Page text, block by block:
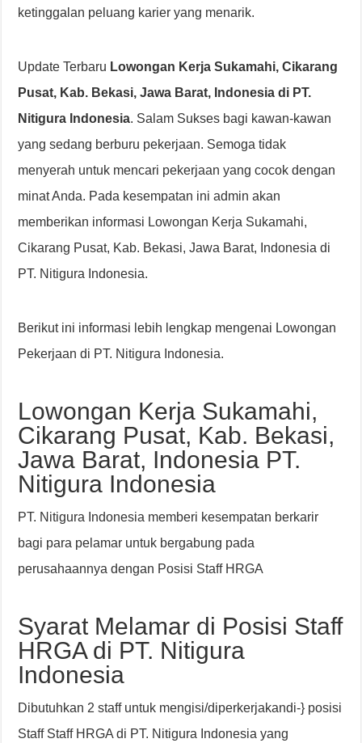
ketinggalan peluang karier yang menarik.
Update Terbaru Lowongan Kerja Sukamahi, Cikarang
Pusat, Kab. Bekasi, Jawa Barat, Indonesia di PT.
Nitigura Indonesia. Salam Sukses bagi kawan-kawan
yang sedang berburu pekerjaan. Semoga tidak
menyerah untuk mencari pekerjaan yang cocok dengan
minat Anda. Pada kesempatan ini admin akan
memberikan informasi Lowongan Kerja Sukamahi,
Cikarang Pusat, Kab. Bekasi, Jawa Barat, Indonesia di
PT. Nitigura Indonesia.
Berikut ini informasi lebih lengkap mengenai Lowongan
Pekerjaan di PT. Nitigura Indonesia.
Lowongan Kerja Sukamahi,
Cikarang Pusat, Kab. Bekasi,
Jawa Barat, Indonesia PT.
Nitigura Indonesia
PT. Nitigura Indonesia memberi kesempatan berkarir
bagi para pelamar untuk bergabung pada
perusahaannya dengan Posisi Staff HRGA
Syarat Melamar di Posisi Staff
HRGA di PT. Nitigura
Indonesia
Dibutuhkan 2 staff untuk mengisi/diperkerjakandi-} posisi
Staff Staff HRGA di PT. Nitigura Indonesia yang